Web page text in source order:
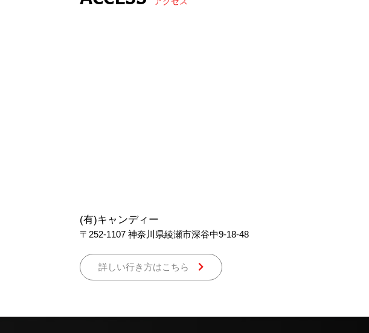
(有)キャンディー
〒252-1107 神奈川県綾瀬市深谷中9-18-48
詳しい行き方はこちら